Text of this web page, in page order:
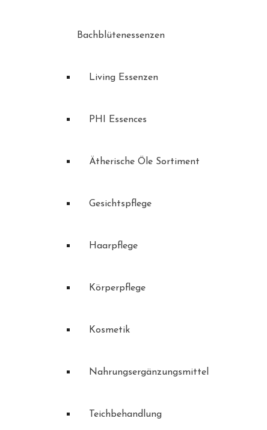
Bachblütenessenzen
Living Essenzen
PHI Essences
Ätherische Öle Sortiment
Gesichtspflege
Haarpflege
Körperpflege
Kosmetik
Nahrungsergänzungsmittel
Teichbehandlung